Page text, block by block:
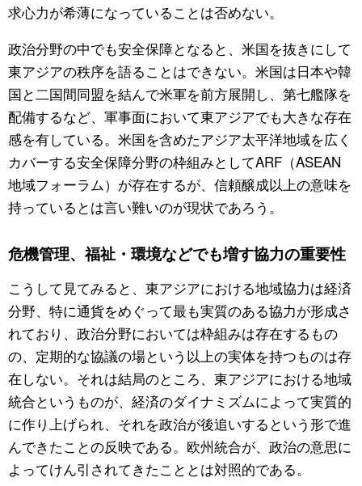
求心力が希薄になっていることは否めない。
政治分野の中でも安全保障となると、米国を抜きにして
東アジアの秩序を語ることはできない。米国は日本や韓
国と二国間同盟を結んで米軍を前方展開し、第七艦隊を
配備するなど、軍事面において東アジアでも大きな存在
感を有している。米国を含めたアジア太平洋地域を広く
カバーする安全保障分野の枠組みとしてARF（ASEAN
地域フォーラム）が存在するが、信頼醸成以上の意味を
持っているとは言い難いのが現状であろう。
危機管理、福祉・環境などでも増す協力の重要性
こうして見てみると、東アジアにおける地域協力は経済
分野、特に通貨をめぐって最も実質のある協力が形成さ
れており、政治分野においては枠組みは存在するもの
の、定期的な協議の場という以上の実体を持つものは存
在しない。それは結局のところ、東アジアにおける地域
統合というものが、経済のダイナミズムによって実質的
に作り上げられ、それを政治が後追いするという形で進
んできたことの反映である。欧州統合が、政治の意思に
よってけん引されてきたこととは対照的である。